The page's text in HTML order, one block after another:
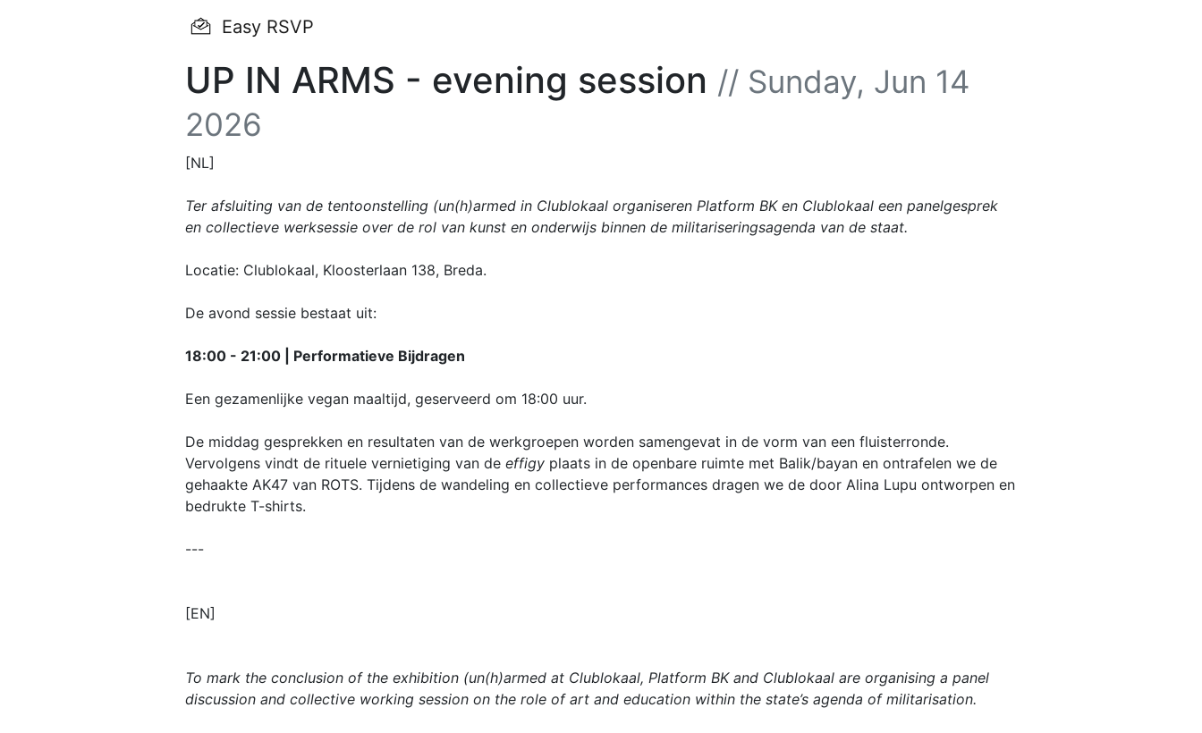
Easy RSVP
UP IN ARMS - evening session // Sunday, Jun 14
2026
[NL]
Ter afsluiting van de tentoonstelling (un(h)armed in Clublokaal organiseren Platform BK en Clublokaal een panelgesprek
en collectieve werksessie over de rol van kunst en onderwijs binnen de militariseringsagenda van de staat.
Locatie: Clublokaal, Kloosterlaan 138, Breda.
De avond sessie bestaat uit:
18:00 - 21:00 | Performatieve Bijdragen
Een gezamenlijke vegan maaltijd, geserveerd om 18:00 uur.
De middag gesprekken en resultaten van de werkgroepen worden samengevat in de vorm van een fluisterronde.
Vervolgens vindt de rituele vernietiging van de effigy plaats in de openbare ruimte met Balik/bayan en ontrafelen we de
gehaakte AK47 van ROTS. Tijdens de wandeling en collectieve performances dragen we de door Alina Lupu ontworpen en
bedrukte T-shirts.
---
[EN]
To mark the conclusion of the exhibition (un(h)armed at Clublokaal, Platform BK and Clublokaal are organising a panel
discussion and collective working session on the role of art and education within the state’s agenda of militarisation.